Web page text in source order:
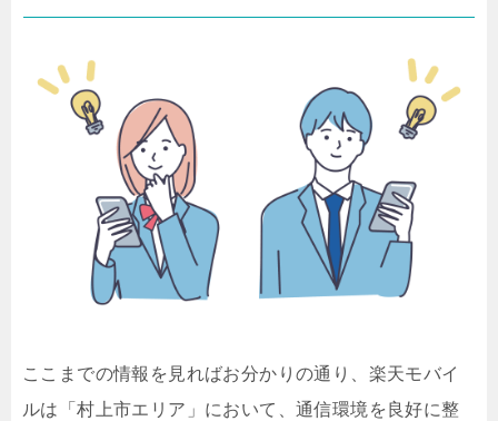
ここまでの情報を見ればお分かりの通り、楽天モバイ
ルは「村上市エリア」において、通信環境を良好に整